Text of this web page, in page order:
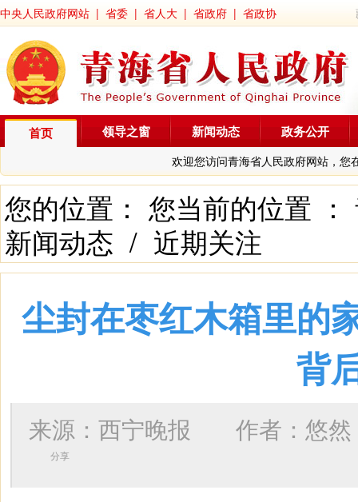
中央人民政府网站 | 省委 | 省人大 | 省政府 | 省政协
首页
欢迎您访问青海省人民政府网站，您
领导之窗 新闻动态 政务公开
您的位置： 您当前的位置 ：
新闻动态 / 近期关注
尘封在枣红木箱里
背
来源：西宁晚报 作者： 悠然
分享